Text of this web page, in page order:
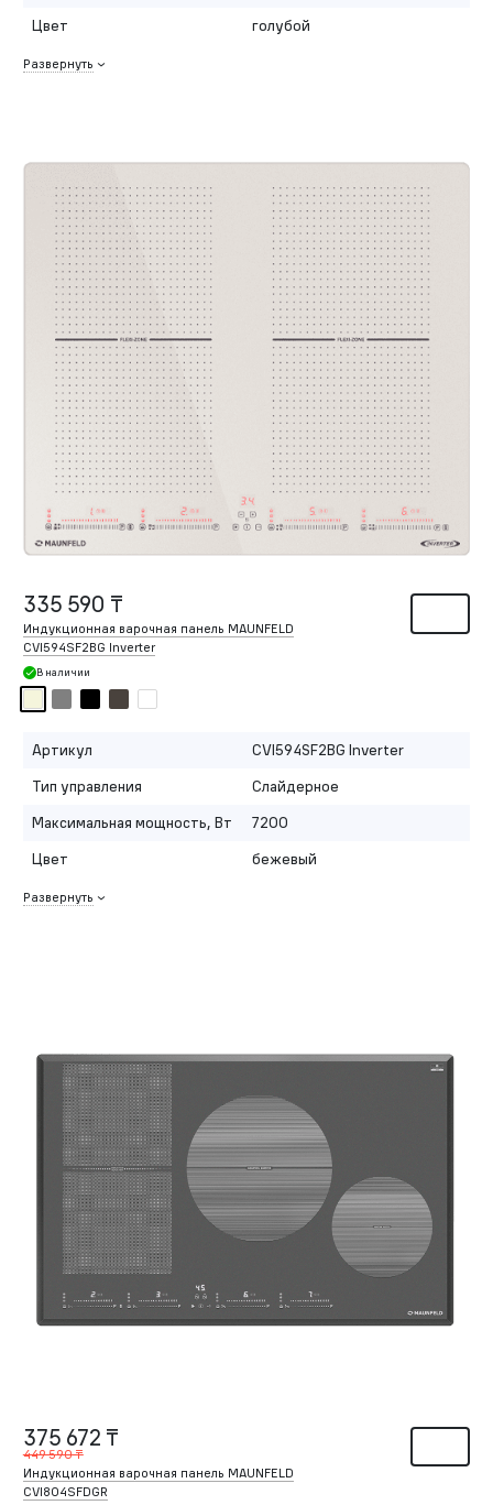
Цвет
голубой
Развернуть
335 590 ₸
Индукционная варочная панель MAUNFELD
CVI594SF2BG Inverter
В наличии
Артикул
CVI594SF2BG Inverter
Тип управления
Слайдерное
Максимальная мощность, Вт
7200
Цвет
бежевый
Развернуть
375 672 ₸
449 590 ₸
Индукционная варочная панель MAUNFELD
CVI804SFDGR